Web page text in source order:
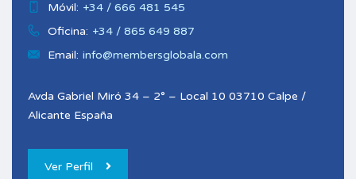
Móvil: +34 / 666 481 545
Oficina: +34 / 865 649 887
Email: info@membersglobala.com
Avda Gabriel Miró 34 – 2° – Local 10 03710 Calpe /
Alicante España
Ver Perfil